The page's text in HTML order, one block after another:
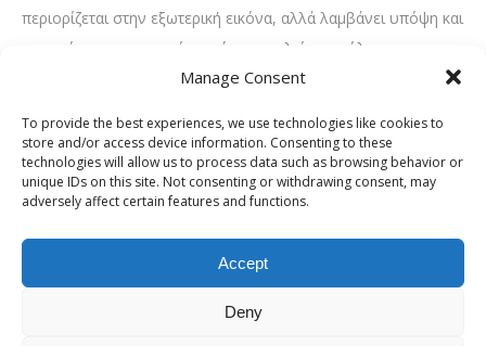
Manage Consent
To provide the best experiences, we use technologies like cookies to
store and/or access device information. Consenting to these
technologies will allow us to process data such as browsing behavior or
unique IDs on this site. Not consenting or withdrawing consent, may
adversely affect certain features and functions.
Accept
Deny
περιορίζεται στην εξωτερική εικόνα, αλλά λαμβάνει υπόψη και
τον τρόπο με τον οποίο η μύτη επιτελεί τον ρόλο της στην
Αυτή η προσέγγιση βοηθά ώστε το αποτέλεσμα να είναι
ολοκληρωμένο, ισορροπημένο και προσαρμοσμένο στις
πραγματικές ανάγκες κάθε ανθρώπου.
αναπνοή: γιατί η σωστή λειτουργία της μύτης γίνεται
πιο αισθητή στις διακοπές
Γιατί το δέρμα επηρεάζει το τελικό